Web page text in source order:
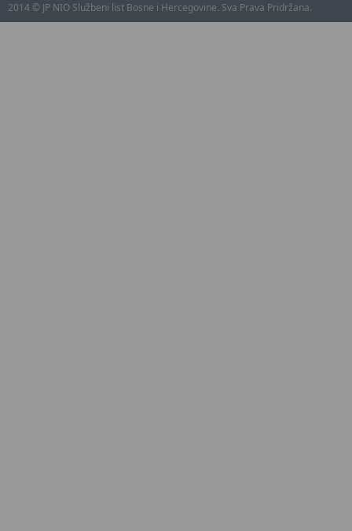
2014 © JP NIO Službeni list Bosne i Hercegovine. Sva Prava Pridržana.